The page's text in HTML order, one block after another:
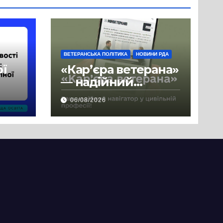
ВЕТЕРАНСЬКА ПОЛІТИКА НОВИНИ РДА
«Кар’єра ветерана»
— надійний
навігатор у
цивільній професії
06/08/2026